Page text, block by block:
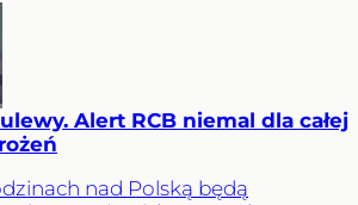
Alert RCB niemal dla całej
nad Polską będą